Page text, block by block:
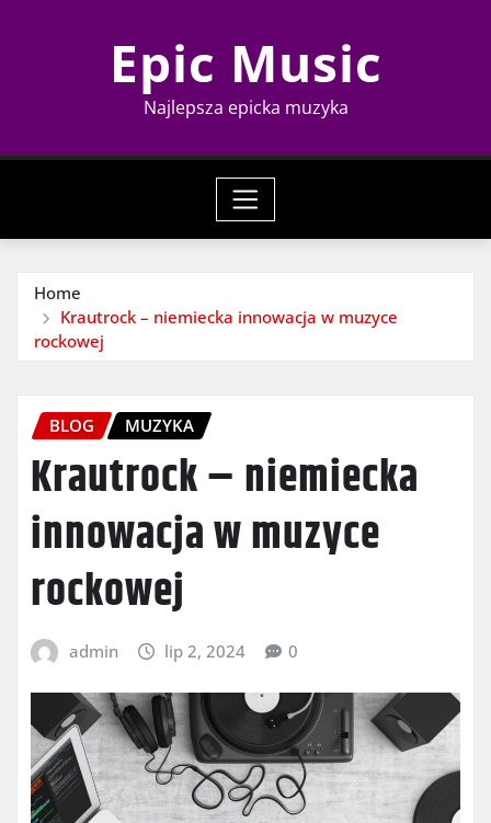
Epic Music
Najlepsza epicka muzyka
Home
Krautrock – niemiecka innowacja w muzyce
rockowej
BLOG MUZYKA
Krautrock – niemiecka
innowacja w muzyce
rockowej
admin lip 2, 2024 0